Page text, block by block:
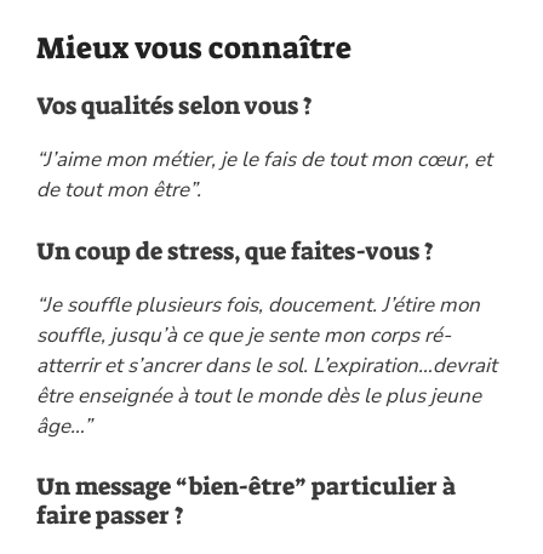
Mieux vous connaître
Vos qualités selon vous ?
“J’aime mon métier, je le fais de tout mon cœur, et
de tout mon être”.
Un coup de stress, que faites-vous ?
“Je souffle plusieurs fois, doucement. J’étire mon
souffle, jusqu’à ce que je sente mon corps ré-
atterrir et s’ancrer dans le sol. L’expiration…devrait
être enseignée à tout le monde dès le plus jeune
âge…”
Un message “bien-être” particulier à
faire passer ?